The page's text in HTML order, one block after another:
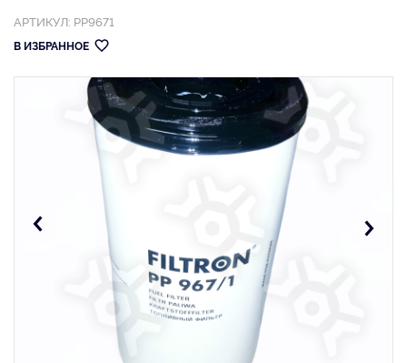
АРТИКУЛ: PP9671
В ИЗБРАННОЕ